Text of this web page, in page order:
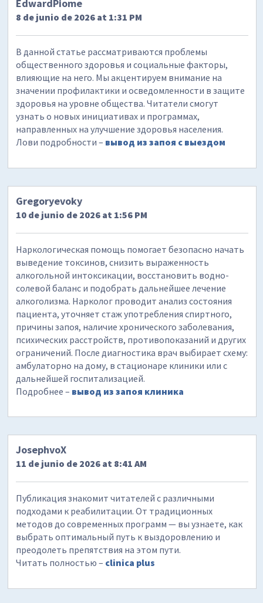
EdwardPiome
8 de junio de 2026 at 1:31 PM
В данной статье рассматриваются проблемы
общественного здоровья и социальные факторы,
влияющие на него. Мы акцентируем внимание на
значении профилактики и осведомленности в защите
здоровья на уровне общества. Читатели смогут
узнать о новых инициативах и программах,
направленных на улучшение здоровья населения.
Лови подробности – вывод из запоя с выездом
Gregoryevoky
10 de junio de 2026 at 1:56 PM
Наркологическая помощь помогает безопасно начать
выведение токсинов, снизить выраженность
алкогольной интоксикации, восстановить водно-
солевой баланс и подобрать дальнейшее лечение
алкоголизма. Нарколог проводит анализ состояния
пациента, уточняет стаж употребления спиртного,
причины запоя, наличие хронического заболевания,
психических расстройств, противопоказаний и других
ограничений. После диагностика врач выбирает схему:
амбулаторно на дому, в стационаре клиники или с
дальнейшей госпитализацией.
Подробнее – вывод из запоя клиника
JosephvoX
11 de junio de 2026 at 8:41 AM
Публикация знакомит читателей с различными
подходами к реабилитации. От традиционных
методов до современных программ — вы узнаете, как
выбрать оптимальный путь к выздоровлению и
преодолеть препятствия на этом пути.
Читать полностью – clinica plus